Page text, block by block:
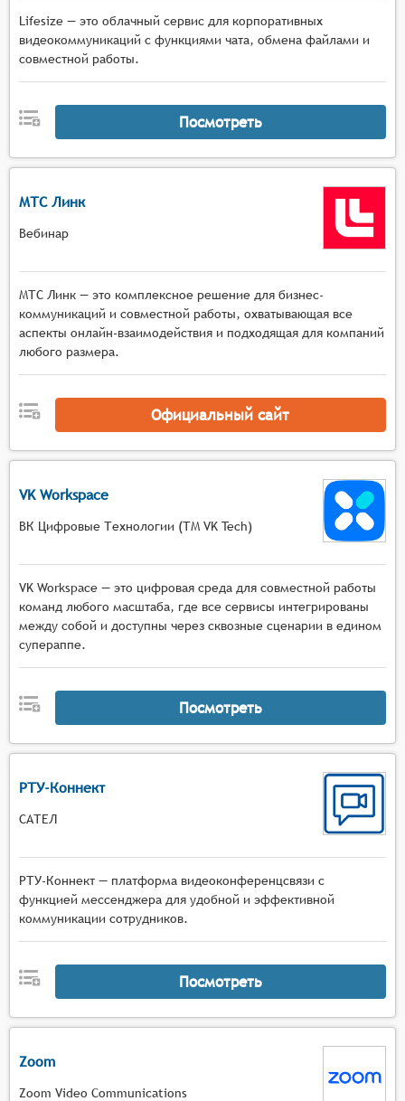
Lifesize — это облачный сервис для корпоративных
видеокоммуникаций с функциями чата, обмена файлами и
совместной работы.
Посмотреть
МТС Линк
Вебинар
МТС Линк — это комплексное решение для бизнес-
коммуникаций и совместной работы, охватывающая все
аспекты онлайн-взаимодействия и подходящая для компаний
любого размера.
Официальный сайт
VK Workspace
ВК Цифровые Технологии (ТМ VK Tech)
VK Workspace — это цифровая среда для совместной работы
команд любого масштаба, где все сервисы интегрированы
между собой и доступны через сквозные сценарии в едином
супераппе.
Посмотреть
РТУ-Коннект
САТЕЛ
РТУ-Коннект — платформа видеоконференцсвязи с
функцией мессенджера для удобной и эффективной
коммуникации сотрудников.
Посмотреть
Zoom
Zoom Video Communications